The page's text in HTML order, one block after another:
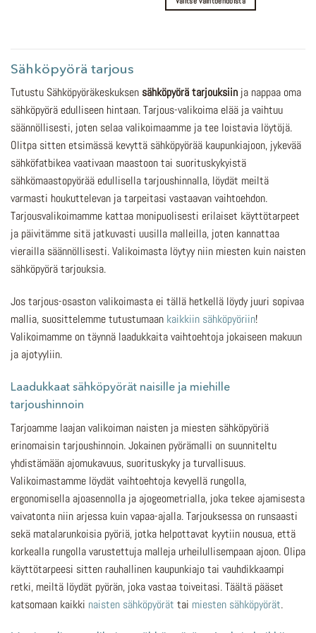
Sähköpyörä tarjous
Tutustu Sähköpyöräkeskuksen sähköpyörä tarjouksiin ja nappaa oma
sähköpyörä edulliseen hintaan. Tarjous-valikoima elää ja vaihtuu
säännöllisesti, joten selaa valikoimaamme ja tee loistavia löytöjä.
Olitpa sitten etsimässä kevyttä sähköpyörää kaupunkiajoon, jykevää
sähköfatbikea vaativaan maastoon tai suorituskykyistä
sähkömaastopyörää edullisella tarjoushinnalla, löydät meiltä
varmasti houkuttelevan ja tarpeitasi vastaavan vaihtoehdon.
Tarjousvalikoimamme kattaa monipuolisesti erilaiset käyttötarpeet
ja päivitämme sitä jatkuvasti uusilla malleilla, joten kannattaa
vierailla säännöllisesti. Valikoimasta löytyy niin miesten kuin naisten
sähköpyörä tarjouksia.
Jos tarjous-osaston valikoimasta ei tällä hetkellä löydy juuri sopivaa
mallia, suosittelemme tutustumaan kaikkiin sähköpyöriin!
Valikoimamme on täynnä laadukkaita vaihtoehtoja jokaiseen makuun
ja ajotyyliin.
Laadukkaat sähköpyörät naisille ja miehille
tarjoushinnoin
Tarjoamme laajan valikoiman naisten ja miesten sähköpyöriä
erinomaisin tarjoushinnoin. Jokainen pyörämalli on suunniteltu
yhdistämään ajomukavuus, suorituskyky ja turvallisuus.
Valikoimastamme löydät vaihtoehtoja kevyellä rungolla,
ergonomisella ajoasennolla ja ajogeometrialla, joka tekee ajamisesta
vaivatonta niin arjessa kuin vapaa-ajalla. Tarjouksessa on runsaasti
sekä matalarunkoisia pyöriä, jotka helpottavat kyytiin nousua, että
korkealla rungolla varustettuja malleja urheilullisempaan ajoon. Olipa
käyttötarpeesi sitten rauhallinen kaupunkiajo tai vauhdikkaampi
retki, meiltä löydät pyörän, joka vastaa toiveitasi. Täältä pääset
katsomaan kaikki naisten sähköpyörät tai miesten sähköpyörät.